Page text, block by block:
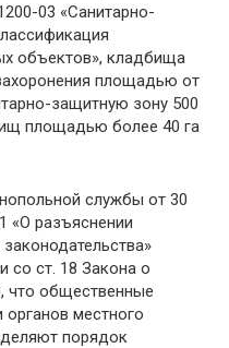
03 «Санитарно-
объектов», кладбища
площадью от
защитную зону 500
площадью более 40 га
службы от 30
«О разъяснении
со ст. 18 Закона о
что общественные
местного
порядок